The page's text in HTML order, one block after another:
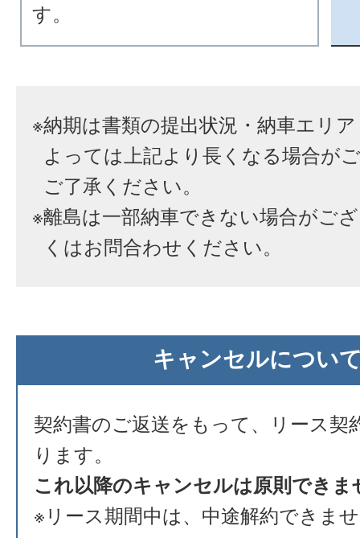
す。
※納期は書類の提出状況・納車エリ
よっては上記より長くなる場合が
ご了承ください。
※離島は一部納車できない場合がご
くはお問合わせください。
キャンセルについ
契約書のご返送をもって、リース契
ります。
これ以降のキャンセルは原則できま
※リース期間中は、中途解約できま